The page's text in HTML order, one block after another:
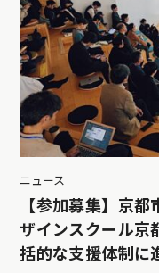
ニュース
【参加募集】京
ザインスクール京
括的な支援体制に